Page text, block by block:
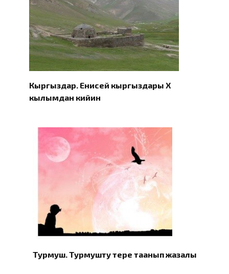
Кыргыздар. Eнисей кыргыздары X
кылымдан кийин
Турмуш. Турмушту терең таанып жазалы